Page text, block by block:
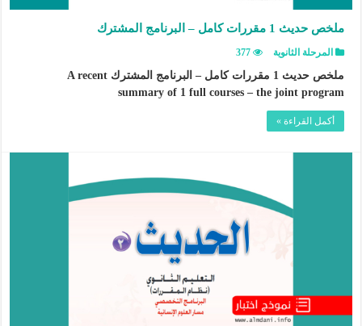
ملخص حديث 1 مقررات كامل – البرنامج المشترك
المرحلة الثانوية 377
ملخص حديث 1 مقررات كامل – البرنامج المشترك A recent
summary of 1 full courses – the joint program
أكمل القراءة »